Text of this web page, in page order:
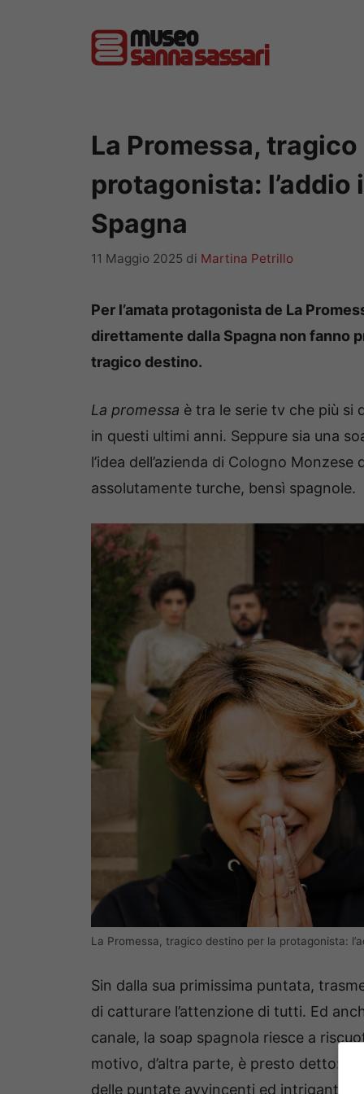
La Promessa,
protagonista:
Spagna
11 Maggio 2025 di Martina Petrillo
Per l’amata protagonista de La
direttamente dalla Spagna non fanno
tragico destino.
La promessa è tra le serie tv che più si
in questi ultimi anni. Seppure sia una
l’idea dell’azienda di Cologno
assolutamente turche, bensì spagnole.
La Promessa, tragico destino per la protagonista:
Sin dalla sua primissima puntata,
di catturare l’attenzione di tutti. Ed
canale, la soap spagnola riesce a
motivo, d’altra parte, è presto detto:
delle puntate avvincenti ed intriganti,